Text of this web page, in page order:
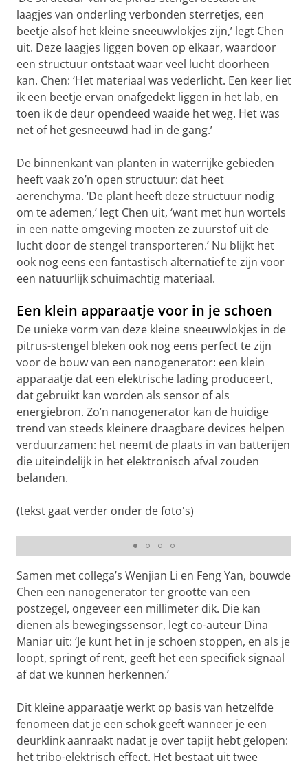
laagjes van onderling verbonden sterretjes, een
beetje alsof het kleine sneeuwvlokjes zijn,’ legt Chen
uit. Deze laagjes liggen boven op elkaar, waardoor
een structuur ontstaat waar veel lucht doorheen
kan. Chen: ‘Het materiaal was vederlicht. Een keer liet
ik een beetje ervan onafgedekt liggen in het lab, en
toen ik de deur opendeed waaide het weg. Het was
net of het gesneeuwd had in de gang.’
De binnenkant van planten in waterrijke gebieden
heeft vaak zo’n open structuur: dat heet
aerenchyma. ‘De plant heeft deze structuur nodig
om te ademen,’ legt Chen uit, ‘want met hun wortels
in een natte omgeving moeten ze zuurstof uit de
lucht door de stengel transporteren.’ Nu blijkt het
ook nog eens een fantastisch alternatief te zijn voor
een natuurlijk schuimachtig materiaal.
Een klein apparaatje voor in je schoen
De unieke vorm van deze kleine sneeuwvlokjes in de
pitrus-stengel bleken ook nog eens perfect te zijn
voor de bouw van een nanogenerator: een klein
apparaatje dat een elektrische lading produceert,
dat gebruikt kan worden als sensor of als
energiebron. Zo’n nanogenerator kan de huidige
trend van steeds kleinere draagbare devices helpen
verduurzamen: het neemt de plaats in van batterijen
die uiteindelijk in het elektronisch afval zouden
belanden.
(tekst gaat verder onder de foto's)
Qi Chen en Dina Maniar werken aan de sensors | ©
Samen met collega’s Wenjian Li en Feng Yan, bouwde
Chen een nanogenerator ter grootte van een
postzegel, ongeveer een millimeter dik. Die kan
dienen als bewegingssensor, legt co-auteur Dina
Maniar uit: ‘Je kunt het in je schoen stoppen, en als je
loopt, springt of rent, geeft het een specifiek signaal
af dat we kunnen herkennen.’
Dit kleine apparaatje werkt op basis van hetzelfde
fenomeen dat je een schok geeft wanneer je een
deurklink aanraakt nadat je over tapijt hebt gelopen:
het tribo-elektrisch effect. Het bestaat uit twee